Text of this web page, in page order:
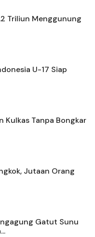
Triliun Menggunung
U-17 Siap
Kulkas Tanpa Bongkar
Jutaan Orang
Gatut Sunu